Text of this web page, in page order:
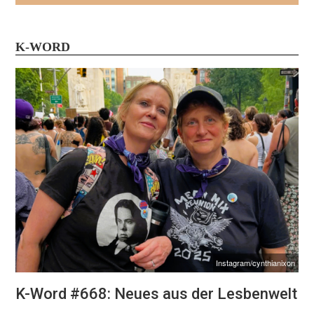
K-WORD
Instagram/cynthianixon
K-Word #668: Neues aus der Lesbenwelt